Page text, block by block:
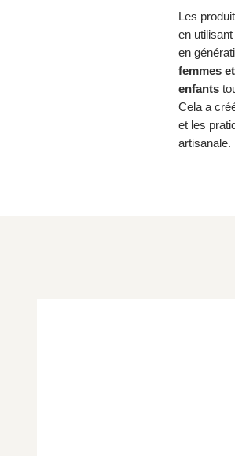
Les
en
en
femmes
enfants
Cela a
et les
artisanale.